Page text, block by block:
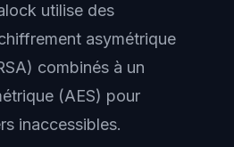
utilise des
asymétrique
combinés à un
(AES) pour
inaccessibles.